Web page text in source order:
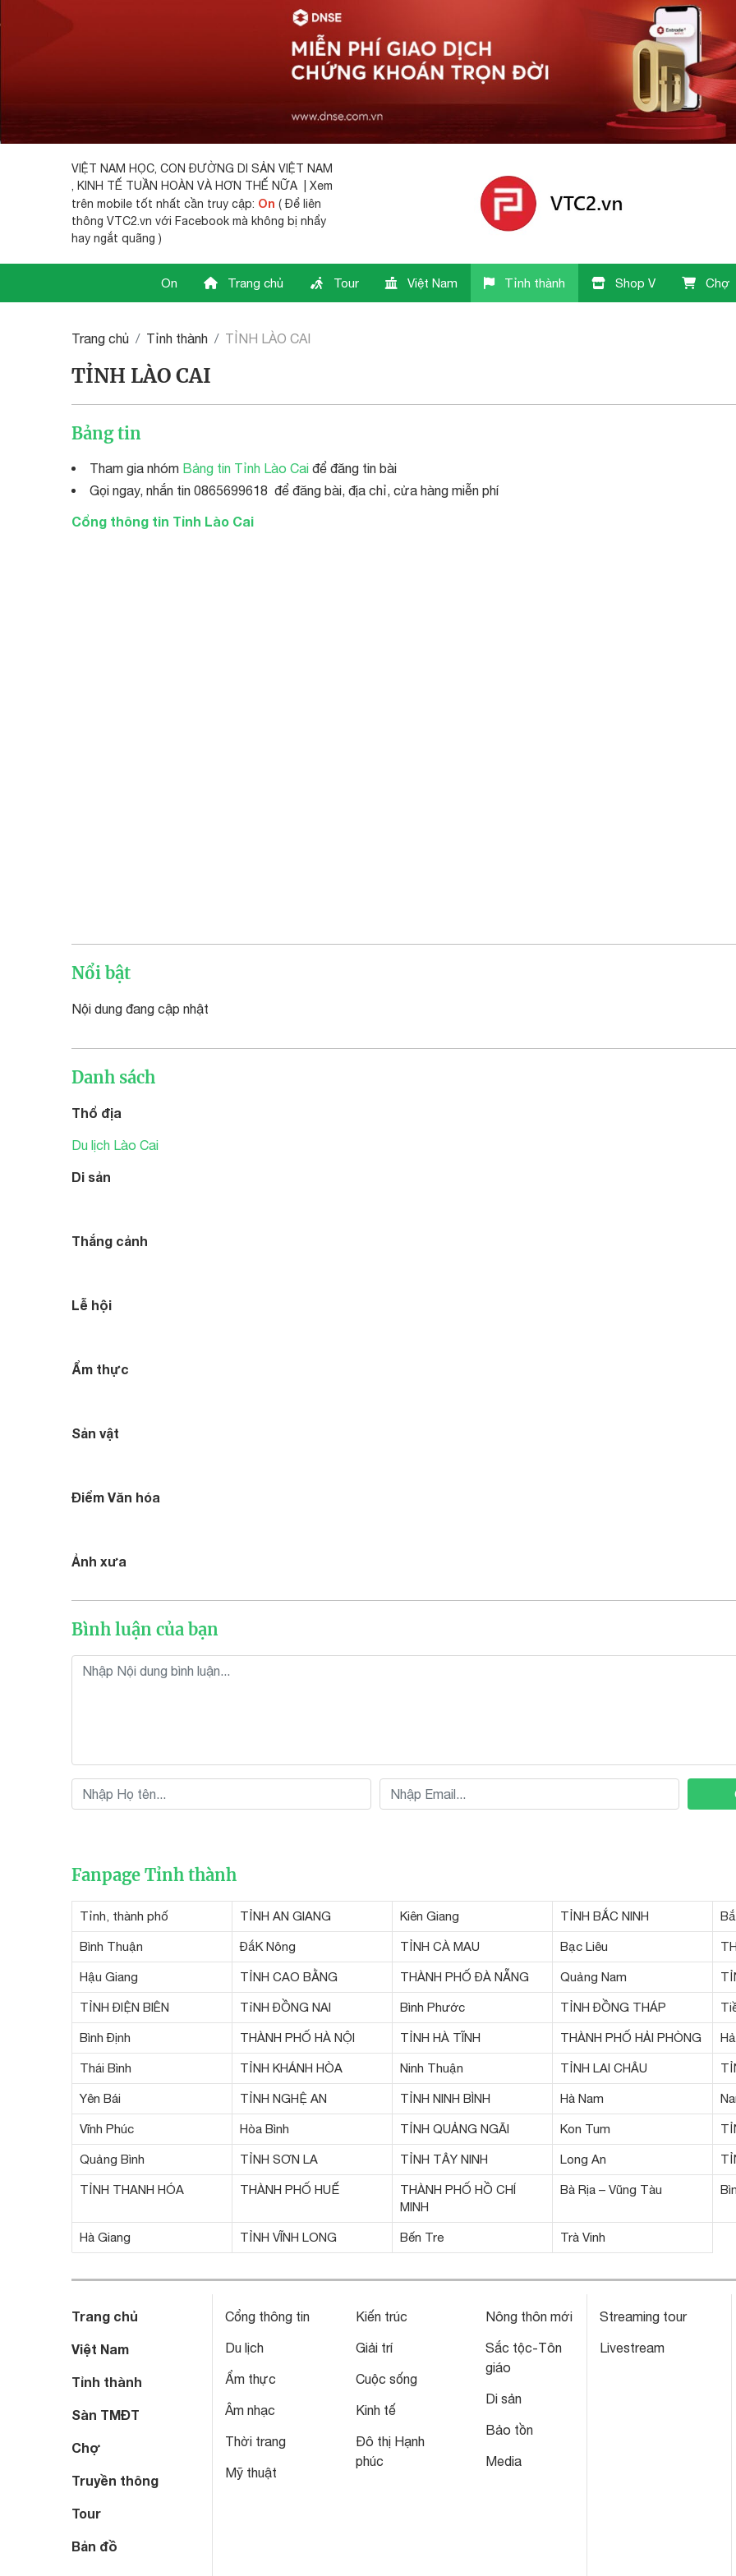
VIỆT NAM HỌC, CON ĐƯỜNG DI SẢN VIỆT NAM
, KINH TẾ TUẦN HOÀN VÀ HƠN THẾ NỮA | Xem
trên mobile tốt nhất cần truy cập: On ( Để liên
thông VTC2.vn với Facebook mà không bị nhẩy
hay ngắt quãng )
On Trang chủ Tour Việt Nam Tỉnh thành Shop V Chợ
Trang chủ Tỉnh thành TỈNH LÀO CAI
TỈNH LÀO CAI
Bảng tin
Tham gia nhóm Bảng tin Tỉnh Lào Cai để đăng tin bài
Gọi ngay, nhắn tin 0865699618 để đăng bài, địa chỉ, cửa hàng miễn phí
Cổng thông tin Tỉnh Lào Cai
Nổi bật
Nội dung đang cập nhật
Danh sách
Thổ địa
Du lịch Lào Cai
Di sản
Thắng cảnh
Lễ hội
Ẩm thực
Sản vật
Điểm Văn hóa
Ảnh xưa
Bình luận của bạn
Fanpage Tỉnh thành
Tỉnh, thành phố TỈNH AN GIANG Kiên Giang TỈNH BẮC NINH
Bình Thuận ĐắK Nông TỈNH CÀ MAU Bạc Liêu
Hậu Giang TỈNH CAO BẰNG THÀNH PHỐ ĐÀ NẴNG Quảng Nam
TỈNH ĐIỆN BIÊN TỉNH ĐỒNG NAI Bình Phước TỈNH ĐỒNG THÁP
Bình Định THÀNH PHỐ HÀ NỘI TỈNH HÀ TĨNH THÀNH PHỐ HẢI PHÒNG
Thái Bình TỈNH KHÁNH HÒA Ninh Thuận TỈNH LAI CHÂU
Yên Bái TỈNH NGHỆ AN TỈNH NINH BÌNH Hà Nam
Vĩnh Phúc Hòa Bình TỈNH QUẢNG NGÃI Kon Tum
Quảng Bình TỈNH SƠN LA TỈNH TÂY NINH Long An
TỈNH THANH HÓA THÀNH PHỐ HUẾ
THÀNH PHỐ HỒ CHÍ
MINH
Bà Rịa – Vũng Tàu
Hà Giang TỈNH VĨNH LONG Bến Tre Trà Vinh
Trang chủ
Việt Nam
Tỉnh thành
Sàn TMĐT
Chợ
Truyền thông
Tour
Bản đồ
Cổng thông tin
Du lịch
Ẩm thực
Âm nhạc
Thời trang
Mỹ thuật
Kiến trúc
Giải trí
Cuộc sống
Kinh tế
Đô thị Hạnh
phúc
Nông thôn mới
Sắc tộc-Tôn
giáo
Di sản
Bảo tồn
Media
Streaming tour
Livestream